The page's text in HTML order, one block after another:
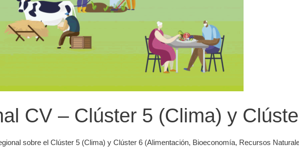
CV – Clúster 5 (Clima) y
sobre el Clúster 5 (Clima) y Clúster 6 (Alimentación, Bioeconomía, Recursos